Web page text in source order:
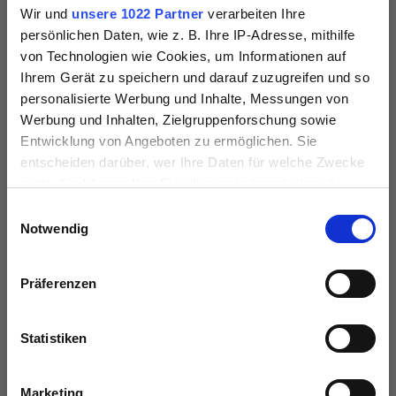
Wir und unsere 1022 Partner verarbeiten Ihre
persönlichen Daten, wie z. B. Ihre IP-Adresse, mithilfe
von Technologien wie Cookies, um Informationen auf
Ihrem Gerät zu speichern und darauf zuzugreifen und so
personalisierte Werbung und Inhalte, Messungen von
Werbung und Inhalten, Zielgruppenforschung sowie
Entwicklung von Angeboten zu ermöglichen. Sie
entscheiden darüber, wer Ihre Daten für welche Zwecke
Trigger Symbol ändern oder widerrufen
Informationen über Ihre geografische Lage
können
bestimmten Merkmalen (Fingerprinting) identifizieren
Notwendig
Präferenzen
Statistiken
Marketing
Brustknochen vom Rind eignet sich beson…
Bewertungen
ABO